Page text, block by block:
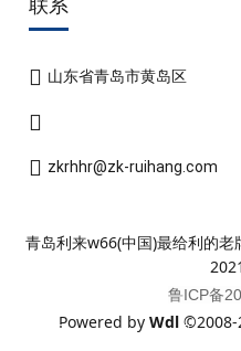
山东省青岛市黄岛区
zkrhhr@zk-ruihang.com
青岛利来w66(中国)最给利的
鲁ICP备
Powered by Wdl ©2008-